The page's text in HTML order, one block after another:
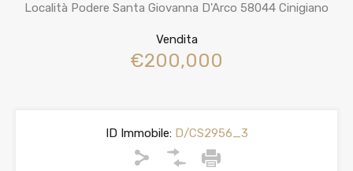
Località Podere Santa Giovanna D'Arco 58044 Cinigiano
Vendita
€200,000
ID Immobile:D/CS2956_3